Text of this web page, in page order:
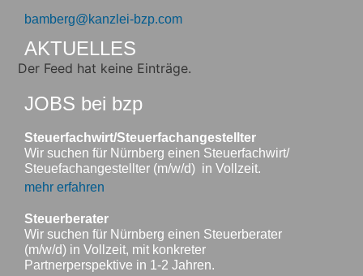
bamberg@kanzlei-bzp.com
AKTUELLES
Der Feed hat keine Einträge.
JOBS bei bzp
Steuerfachwirt/Steuerfachangestellter
Wir suchen für Nürnberg einen Steuerfachwirt/
Steuefachangestellter (m/w/d) in Vollzeit.
mehr erfahren
Steuerberater
Wir suchen für Nürnberg einen Steuerberater
(m/w/d) in Vollzeit, mit konkreter
Partnerperspektive in 1-2 Jahren.